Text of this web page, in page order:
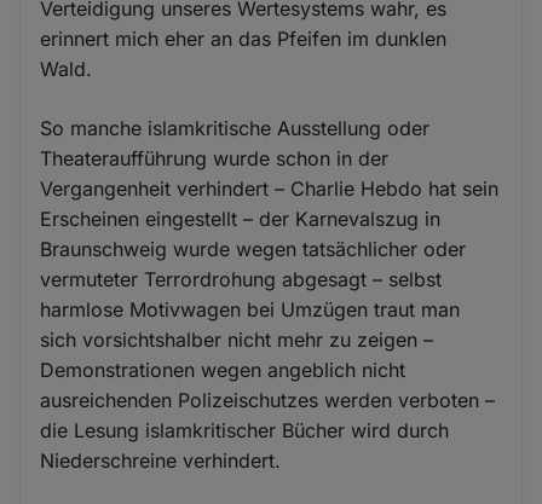
Verteidigung unseres Wertesystems wahr, es
erinnert mich eher an das Pfeifen im dunklen
Wald.
So manche islamkritische Ausstellung oder
Theateraufführung wurde schon in der
Vergangenheit verhindert – Charlie Hebdo hat sein
Erscheinen eingestellt – der Karnevalszug in
Braunschweig wurde wegen tatsächlicher oder
vermuteter Terrordrohung abgesagt – selbst
harmlose Motivwagen bei Umzügen traut man
sich vorsichtshalber nicht mehr zu zeigen –
Demonstrationen wegen angeblich nicht
ausreichenden Polizeischutzes werden verboten –
die Lesung islamkritischer Bücher wird durch
Niederschreine verhindert.